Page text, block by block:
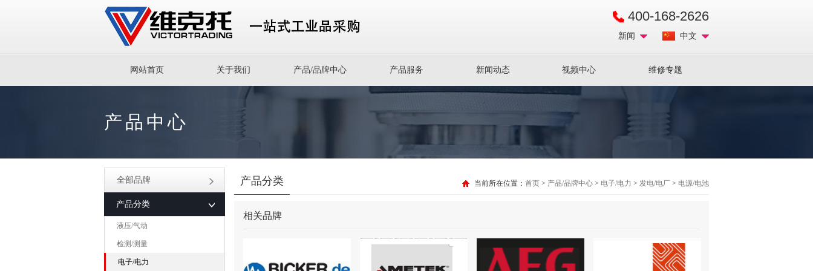
400-168-2626
中文
新闻
网站首页 关于我们 产品/品牌中心 产品服务 新闻动态 视频中心 维修专题
产品中心
全部品牌
产品分类
液压/气动
检测/测量
电子/电力
产品分类 当前所在位置： 首页 > 产品/品牌中心 > 电子/电力 > 发电/电厂 > 电源/电池
相关品牌